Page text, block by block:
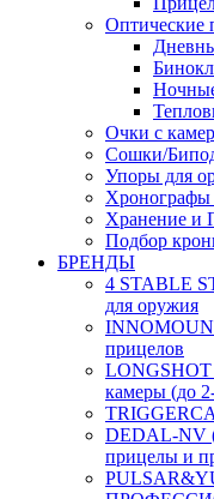
Оптические
Очки с
Сошки/
Упоры для
Хранение и
Подбор
БРЕНДЫ
4 STABLE
для оружия
прицелов
LONGSHOT
камеры (до
DEDAL-NV
прицелы и